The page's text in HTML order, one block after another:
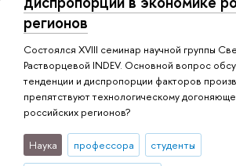
регионов
Состоялся XVIII семинар научной группы
Растворцевой INDEV. Основной вопрос
тенденции и диспропорции факторов
препятствуют технологическому
российских регионов?
Наука профессора студенты